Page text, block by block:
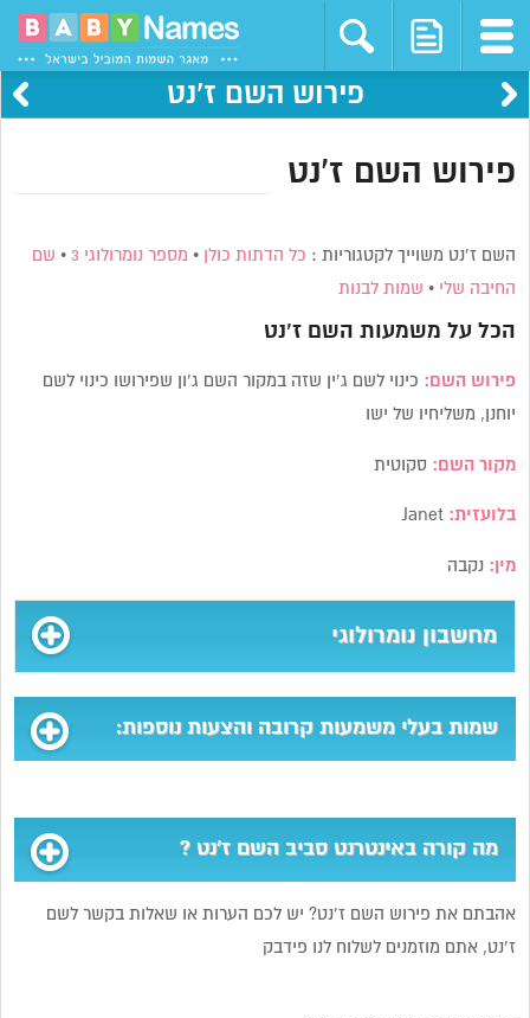
פירוש השם ז’נט
פירוש השם ז’נט
השם ז’נט משוייך לקטגוריות : כל הדתות כולן • מספר נומרולוגי 3 • שם
החיבה שלי • שמות לבנות
הכל על משמעות השםז’נט
פירוש השם: כינוי לשם ג’ין שזה במקור השם ג’ון שפירושו כינוי לשם
יוחנן, משליחיו של ישו
מקור השם: סקוטית
בלועזית: Janet
מין: נקבה
מחשבון נומרולוגי
שמות בעלי משמעות קרובה והצעות נוספות:
מה קורה באינטרנט סביב השם ז’נט ?
אהבתם את פירוש השם ז’נט? יש לכם הערות או שאלות בקשר לשם
ז’נט, אתם מוזמנים לשלוח לנו פידבק